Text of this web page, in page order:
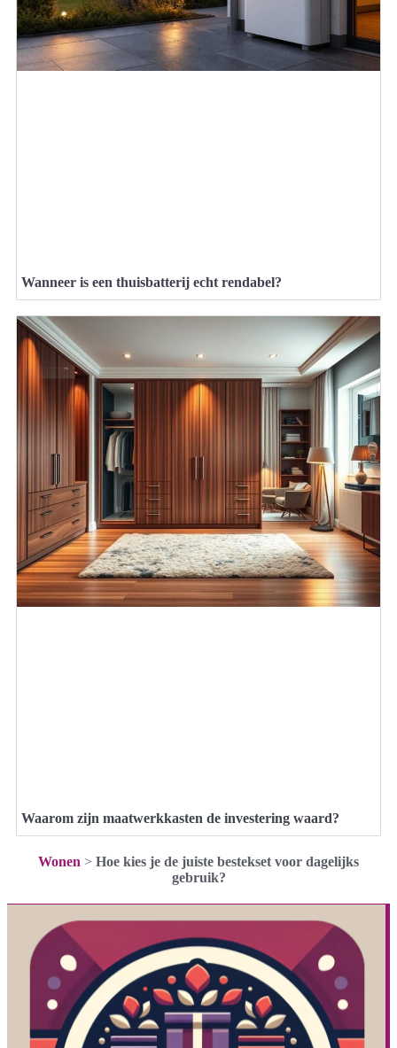
Wanneer is een thuisbatterij echt rendabel?
Waarom zijn maatwerkkasten de investering waard?
Wonen > Hoe kies je de juiste bestekset voor dagelijks
gebruik?